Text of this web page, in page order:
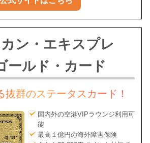
ン・エキスプレ
ールド・カード
抜群のステータスカード！
国内外の空港VIPラウンジ利用可
能
最高１億円の海外障害保険